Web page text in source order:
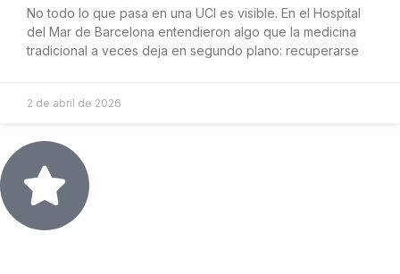
No todo lo que pasa en una UCI es visible. En el Hospital
del Mar de Barcelona entendieron algo que la medicina
tradicional a veces deja en segundo plano: recuperarse
2 de abril de 2026